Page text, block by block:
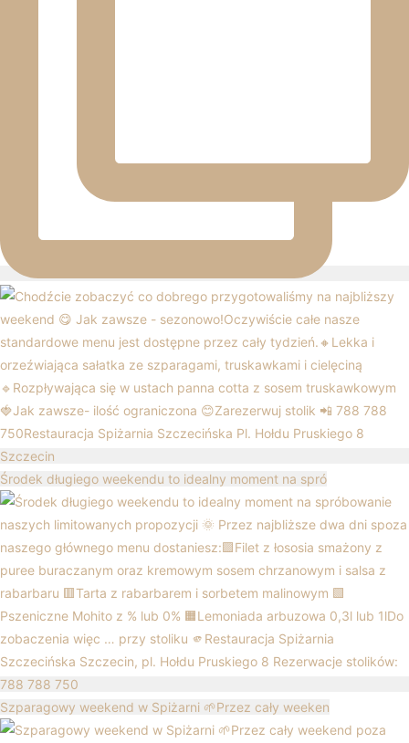
Środek długiego weekendu to idealny moment na spró
Szparagowy weekend w Spiżarni 🌱Przez cały weeken